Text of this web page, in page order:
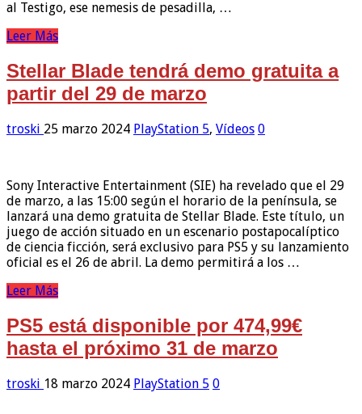
al Testigo, ese nemesis de pesadilla, …
Leer Más
Stellar Blade tendrá demo gratuita a
partir del 29 de marzo
troski 25 marzo 2024 PlayStation 5, Vídeos 0
Sony Interactive Entertainment (SIE) ha revelado que el 29
de marzo, a las 15:00 según el horario de la península, se
lanzará una demo gratuita de Stellar Blade. Este título, un
juego de acción situado en un escenario postapocalíptico
de ciencia ficción, será exclusivo para PS5 y su lanzamiento
oficial es el 26 de abril. La demo permitirá a los …
Leer Más
PS5 está disponible por 474,99€
hasta el próximo 31 de marzo
troski 18 marzo 2024 PlayStation 5 0